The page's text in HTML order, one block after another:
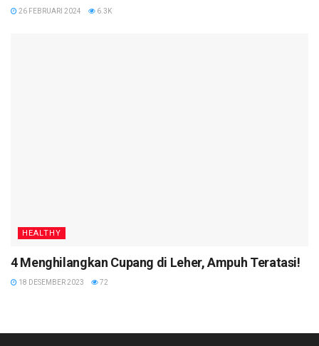
26 FEBRUARI 2024 6.3K
HEALTHY
4 Menghilangkan Cupang di Leher, Ampuh Teratasi!
18 DESEMBER 2023 72